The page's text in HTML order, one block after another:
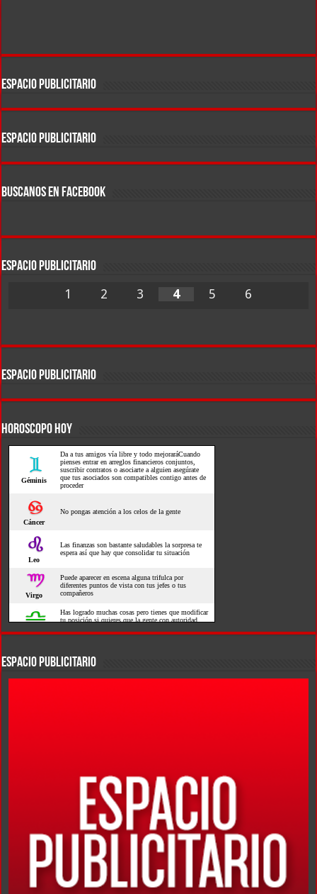
ESPACIO PUBLICITARIO
ESPACIO PUBLICITARIO
BUSCANOS EN FACEBOOK
ESPACIO PUBLICITARIO
1 2 3 4 5 6
ESPACIO PUBLICITARIO
HOROSCOPO HOY
ESPACIO PUBLICITARIO